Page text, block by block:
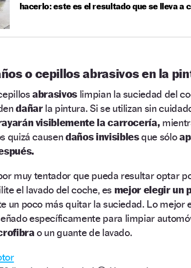
hacerlo: este es el resultado que se lleva a
o cepillos abrasivos en la
abrasivos limpian la suciedad del
dañar la pintura. Si se utilizan sin
visiblemente la carrocería,
quizá causendaños invisiblesque sólo
muy tentador que pueda resultar optar
el lavado del coche, es mejor elegir un
un poco más quitar la suciedad. Lo mejor
específicamente para limpiar
o un guante de lavado.